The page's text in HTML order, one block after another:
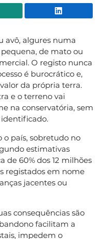
WhatsApp
avô, algures numa
de mato ou
O registo nunca
é burocrático e,
da própria terra.
e o terreno vai
na conservatória, sem
o país, sobretudo no
estimativas
de 60% dos 12 milhões
registados em nome
jacentes ou
consequências são
facilitam a
impedem o